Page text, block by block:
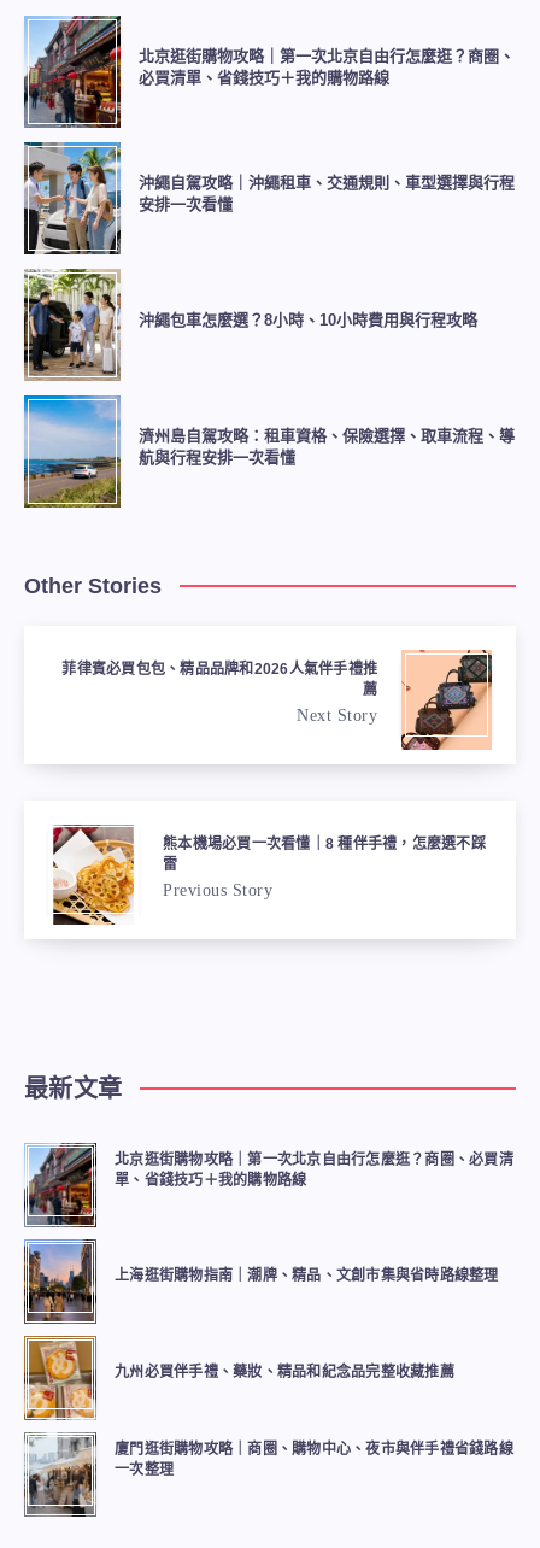
北京逛街購物攻略｜第一次北京自由行怎麼逛？商圈、
必買清單、省錢技巧＋我的購物路線
沖繩自駕攻略｜沖繩租車、交通規則、車型選擇與行程
安排一次看懂
沖繩包車怎麼選？8小時、10小時費用與行程攻略
濟州島自駕攻略：租車資格、保險選擇、取車流程、導
航與行程安排一次看懂
Other Stories
菲律賓必買包包、精品品牌和2026人氣伴手禮推
薦
Next Story
熊本機場必買一次看懂｜8 種伴手禮，怎麼選不踩
雷
Previous Story
最新文章
北京逛街購物攻略｜第一次北京自由行怎麼逛？商圈、必買清
單、省錢技巧＋我的購物路線
上海逛街購物指南｜潮牌、精品、文創市集與省時路線整理
九州必買伴手禮、藥妝、精品和紀念品完整收藏推薦
廈門逛街購物攻略｜商圈、購物中心、夜市與伴手禮省錢路線
一次整理